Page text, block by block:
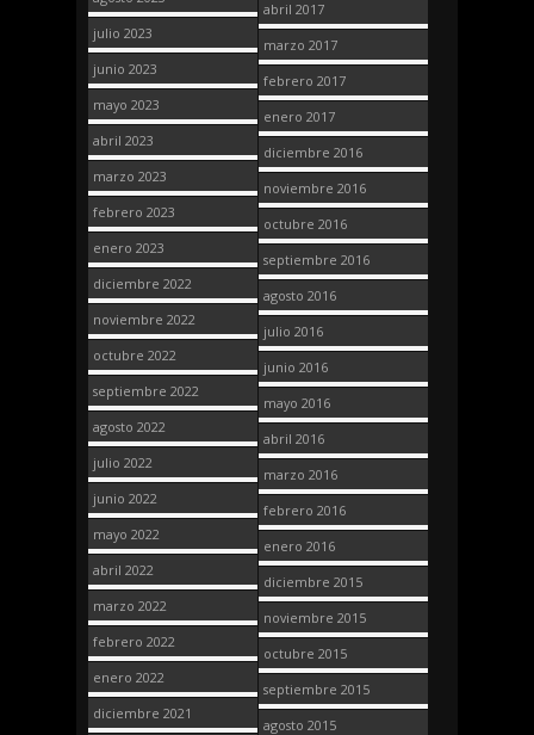
julio 2023
junio 2023
mayo 2023
abril 2023
marzo 2023
febrero 2023
enero 2023
diciembre 2022
noviembre 2022
octubre 2022
septiembre 2022
agosto 2022
julio 2022
junio 2022
mayo 2022
abril 2022
marzo 2022
febrero 2022
enero 2022
diciembre 2021
abril 2017
marzo 2017
febrero 2017
enero 2017
diciembre 2016
noviembre 2016
octubre 2016
septiembre 2016
agosto 2016
julio 2016
junio 2016
mayo 2016
abril 2016
marzo 2016
febrero 2016
enero 2016
diciembre 2015
noviembre 2015
octubre 2015
septiembre 2015
agosto 2015